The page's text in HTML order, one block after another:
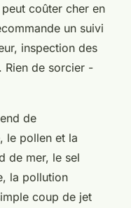
peut coûter cher en
un suivi
inspection des
Rien de sorcier -
de
le pollen et la
de mer, le sel
la pollution
coup de jet